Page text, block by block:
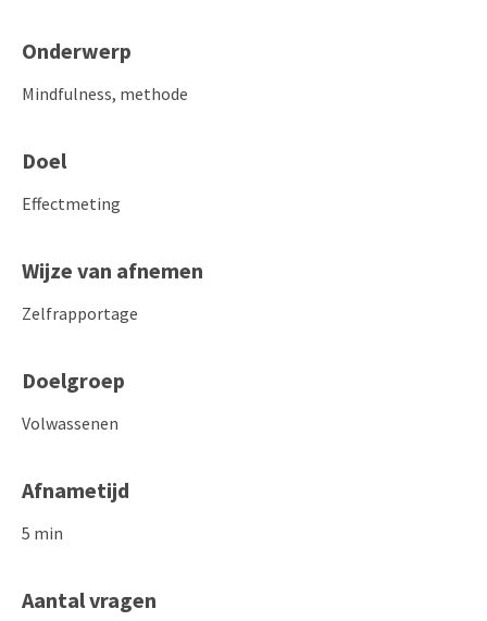
Onderwerp
Mindfulness, methode
Doel
Effectmeting
Wijze van afnemen
Zelfrapportage
Doelgroep
Volwassenen
Afnametijd
5 min
Aantal vragen